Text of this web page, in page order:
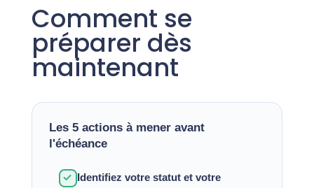
Comment se
préparer dès
maintenant
Les 5 actions à mener avant
l'échéance
Identifiez votre statut et votre